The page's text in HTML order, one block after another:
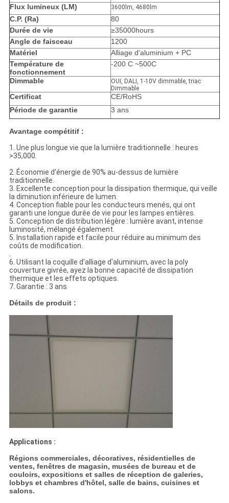
Flux lumineux (LM)
3600lm, 4680lm
C.P. (Ra)
80
Durée de vie
≥35000hours
Angle de faisceau
1200
Matériel
Alliage d'aluminium + PC
Température de
fonctionnement
-200 C ~500C
Dimmable
OUI, DALI, 1-10V dimmable, triac
Dimmable
Certificat
CE/RoHS
Période de garantie
3 ans
Avantage compétitif :
1. Une plus longue vie que la lumière traditionnelle : heures
>35,000.
2. Économie d'énergie de 90% au-dessus de lumière
traditionnelle.
3. Excellente conception pour la dissipation thermique, qui veille
la diminution inférieure de lumen.
4. Conception fiable pour les conducteurs menés, qui ont
garanti une longue durée de vie pour les lampes entières.
5. Conception de distribution légère : lumière avant, intense
luminosité, mélangé également.
5. Installation rapide et facile pour réduire au minimum des
coûts de modification.
.
6. Utilisant la coquille d'alliage d'aluminium, avec la poly
couverture givrée, ayez la bonne capacité de dissipation
thermique et les effets optiques.
7. Garantie : 3 ans
Détails de produit :
Applications :
Régions commerciales, décoratives, résidentielles de
ventes, fenêtres de magasin, musées de bureau et de
couloirs, expositions et salles de réception de galeries,
lobbys et chambres d'hôtel, salle de bains, cuisines et
salons.